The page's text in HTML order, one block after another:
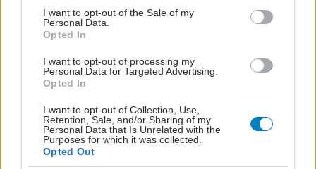
consent section.
I want to opt-out of the Sale of my
Personal Data.
Opted In
I want to opt-out of processing my
Personal Data for Targeted Advertising.
Opted In
I want to opt-out of Collection, Use,
Retention, Sale, and/or Sharing of my
Personal Data that Is Unrelated with the
Purposes for which it was collected.
Opted Out
Παρασκευή, 21 Οκτωβρίου 2022, 12:00
Πρόστιμο στο Metropolitan από το υπουργείο